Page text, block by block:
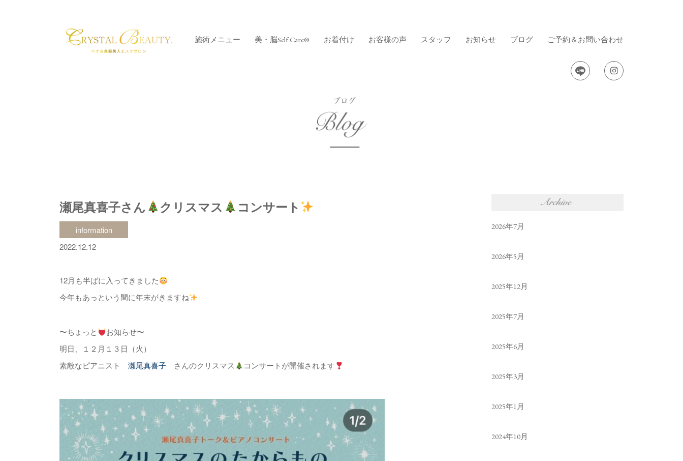
施術メニュー 美・脳Self Care® お着付け お客様の声 スタッフ お知らせ ブログ ご予約＆お問い合わせ
瀬尾真喜子さん クリスマス コンサート
information
2022.12.12
12月も半ばに入ってきました
今年もあっという間に年末がきますね
〜ちょっと
お知らせ〜
明日、１２月１３日（火）
素敵なピアニスト 瀬尾真喜子 さんのクリスマス コンサートが開催されます
2026年7月
2026年5月
2025年12月
2025年7月
2025年6月
2025年3月
2025年1月
2024年10月